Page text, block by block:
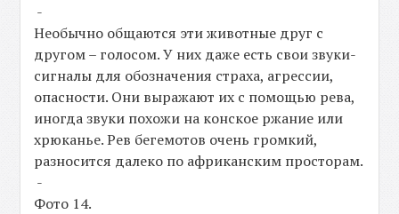
-
Необычно общаются эти животные друг с
другом – голосом. У них даже есть свои звуки-
сигналы для обозначения страха, агрессии,
опасности. Они выражают их с помощью рева,
иногда звуки похожи на конское ржание или
хрюканье. Рев бегемотов очень громкий,
разносится далеко по африканским просторам.
-
Фото 14.